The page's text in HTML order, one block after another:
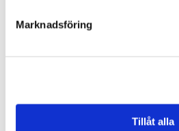
Marknadsföring
Tillåt alla